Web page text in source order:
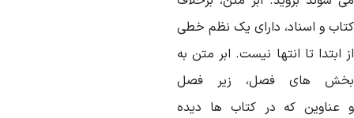
و اسناد، داراییک نظم خطی
ابتدا تا انتها نیست.ابر متن به
های فصل، زیر
فصل
عناوین
که در کتاب ها
دیده